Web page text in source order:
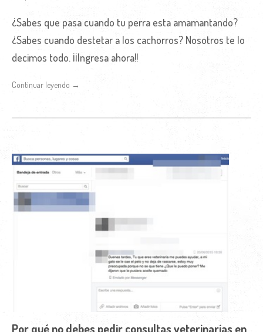
¿Sabes que pasa cuando tu perra esta amamantando?
¿Sabes cuando destetar a los cachorros? Nosotros te lo
decimos todo. ¡¡Ingresa ahora!!
Continuar leyendo →
Por qué no debes pedir consultas veterinarias en